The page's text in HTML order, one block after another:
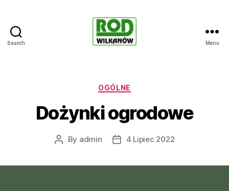
Search
WILKANÓW
Menu
Categories
OGÓLNE
Dożynki ogrodowe
Post
By admin
Post4 Lipiec 2022